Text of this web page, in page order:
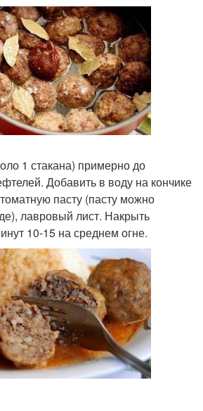
1 стакана) примерно до
Добавить в воду на кончике
пасту (пасту можно
лавровый лист. Накрыть
10-15 на среднем огне.